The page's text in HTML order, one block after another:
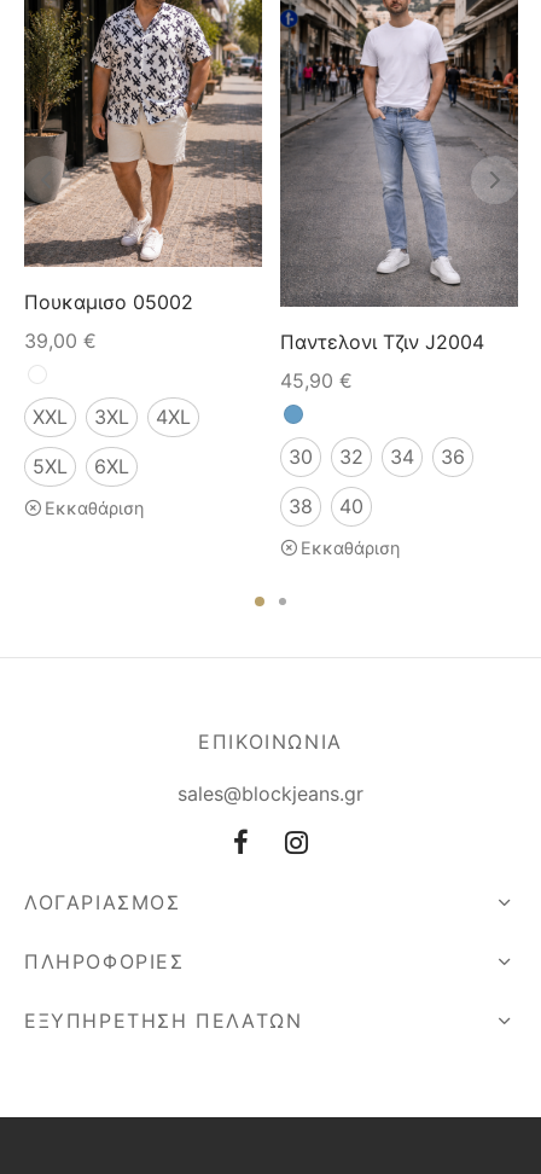
Πουκαμισο 05002
39,00 €
XXL 3XL 4XL
5XL 6XL
Εκκαθάριση
Παντελονι Τζιν J2004
45,90 €
30 32 34 36
38 40
Εκκαθάριση
ΕΠΙΚΟΙΝΩΝΙΑ
sales@blockjeans.gr
ΛΟΓΑΡΙΑΣΜΟΣ
ΠΛΗΡΟΦΟΡΙΕΣ
ΕΞΥΠΗΡΕΤΗΣΗ ΠΕΛΑΤΩΝ